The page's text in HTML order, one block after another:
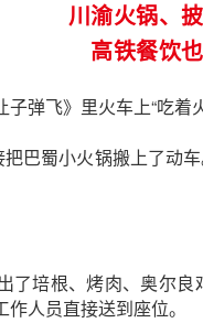
川渝火锅、
高铁餐饮
弹飞》里火车上“吃着
巴蜀小火锅搬上了动
了培根、烤肉、奥尔良
人员直接送到座位。